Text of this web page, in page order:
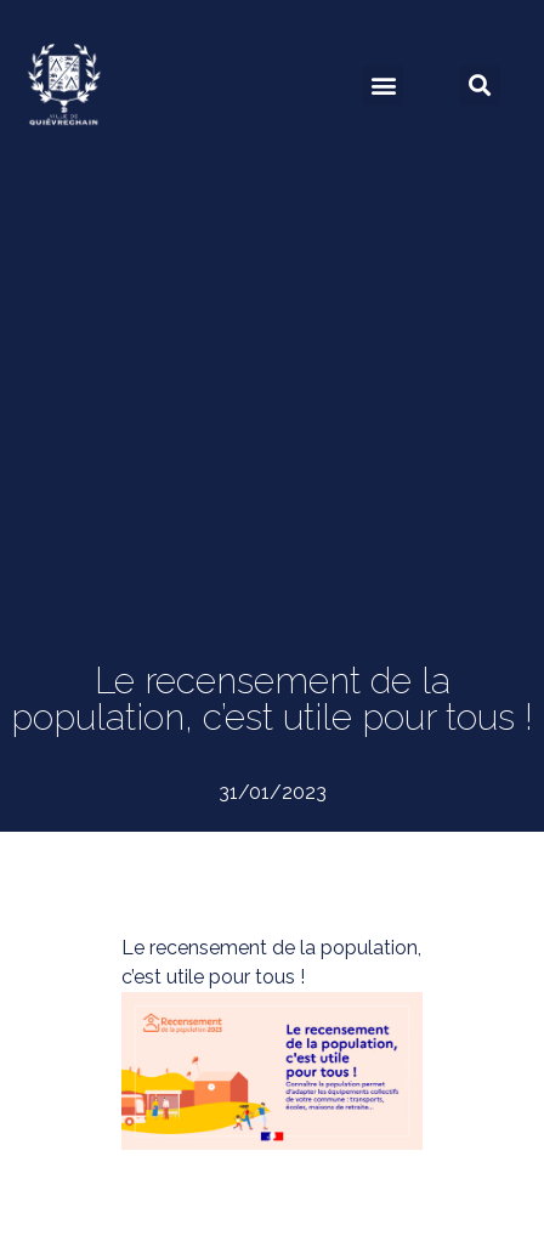
Le recensement de la
population, c’est utile pour tous !
31/01/2023
Le recensement de la population,
c’est utile pour tous !